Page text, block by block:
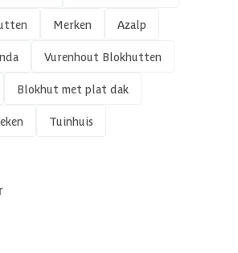
20 cm
Merken Azalp
Vurenhout Blokhutten
Blokhut met plat dak
Tuinhuis